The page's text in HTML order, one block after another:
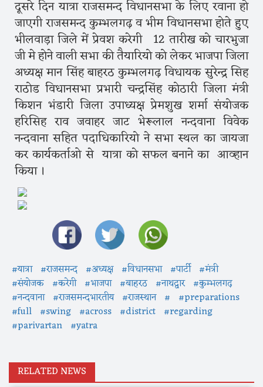
दूसरे दिन यात्रा राजसमन्द विधानसभा के लिए रवाना हो
जाएगी राजसमन्द कुम्भलगढ़ व भीम विधानसभा होते हुए
भीलवाड़ा जिले में प्रेवश करेगी 12 तारीख को चारभुजा
जी मे होने वाली सभा की तैयारियो को लेकर भाजपा जिला
अध्यक्ष मान सिंह बाहरठ कुम्भलगढ़ विधायक सुरेन्द्र सिह
राठोड विधानसभा प्रभारी चन्द्रसिंह कोठारी जिला मंत्री
किशन भंडारी जिला उपाध्यक्ष प्रेमशुख शर्मा संयोजक
हरिसिह राव जवाहर जाट भेरूलाल नन्दवाना विवेक
नन्दवाना सहित पदाधिकारियो ने सभा स्थल का जायजा
कर कार्यकर्ताओ से यात्रा को सफल बनाने का आव्हान
किया ।
#यात्रा #राजसमन्द #अध्यक्ष #विधानसभा #पार्टी #मंत्री
#संयोजक #करेगी #भाजपा #बाहरठ #नाथद्वार #कुम्भलगढ़
#नन्दवाना #राजसमन्दभारतीय #राजस्थान # #preparations
#full #swing #across #district #regarding
#parivartan #yatra
RELATED NEWS